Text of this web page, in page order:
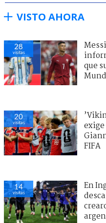
VISTO AHORA
28
visitas
que
20
visitas
FIFA
14
visitas
En